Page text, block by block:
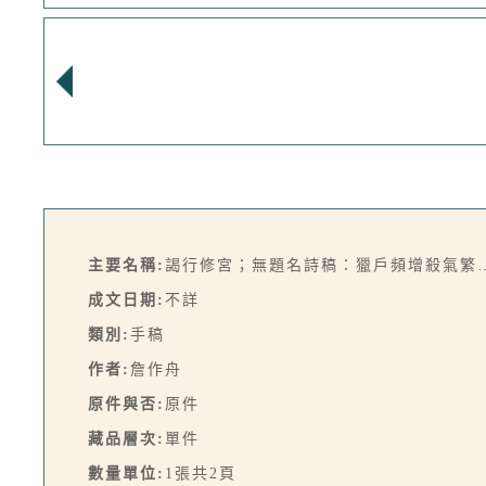
主要名稱: 謁行修宮；無題名詩稿：獵戶頻增殺氣
成文日期: 不詳
類別: 手稿
作者: 詹作舟
原件與否: 原件
藏品層次: 單件
數量單位: 1張共2頁